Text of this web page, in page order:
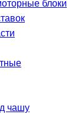
блоки
чашу